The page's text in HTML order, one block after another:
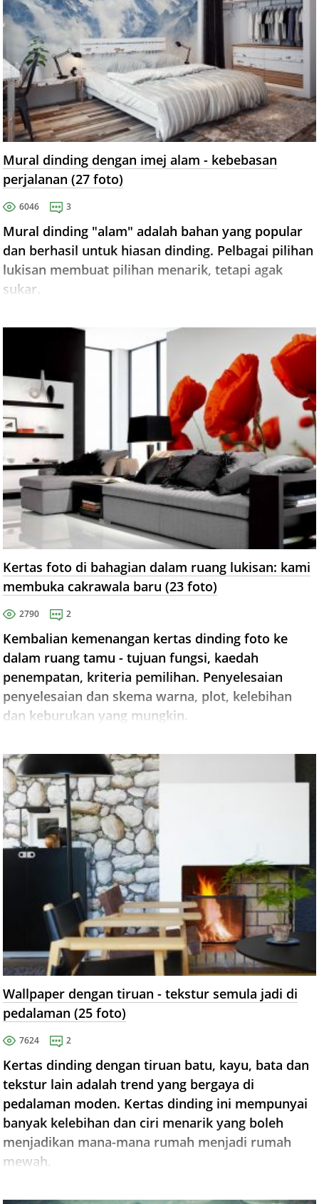
Mural dinding dengan imej alam - kebebasan
perjalanan (27 foto)
6046 3
Mural dinding "alam" adalah bahan yang popular
dan berhasil untuk hiasan dinding. Pelbagai pilihan
lukisan membuat pilihan menarik, tetapi agak
sukar.
Kertas foto di bahagian dalam ruang lukisan: kami
membuka cakrawala baru (23 foto)
2790 2
Kembalian kemenangan kertas dinding foto ke
dalam ruang tamu - tujuan fungsi, kaedah
penempatan, kriteria pemilihan. Penyelesaian
penyelesaian dan skema warna, plot, kelebihan
dan keburukan yang mungkin.
Wallpaper dengan tiruan - tekstur semula jadi di
pedalaman (25 foto)
7624 2
Kertas dinding dengan tiruan batu, kayu, bata dan
tekstur lain adalah trend yang bergaya di
pedalaman moden. Kertas dinding ini mempunyai
banyak kelebihan dan ciri menarik yang boleh
menjadikan mana-mana rumah menjadi rumah
mewah.